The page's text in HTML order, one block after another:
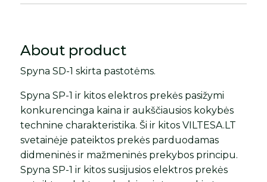
About product
Spyna SD-1 skirta pastotėms.
Spyna SP-1 ir kitos elektros prekės pasižymi
konkurencinga kaina ir aukščiausios kokybės
technine charakteristika. Ši ir kitos VILTESA.LT
svetainėje pateiktos prekės parduodamas
didmeninės ir mažmeninės prekybos principu.
Spyna SP-1 ir kitos susijusios elektros prekės